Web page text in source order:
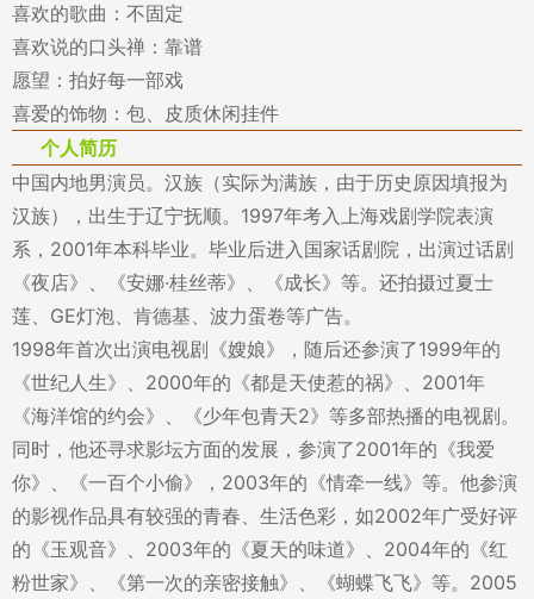
喜欢的歌曲：不固定
喜欢说的口头禅：靠谱
愿望：拍好每一部戏
喜爱的饰物：包、皮质休闲挂件
个人简历
中国内地男演员。汉族（实际为满族，由于历史原因填报为
汉族），出生于辽宁抚顺。1997年考入上海戏剧学院表演
系，2001年本科毕业。毕业后进入国家话剧院，出演过话剧
《夜店》、《安娜·桂丝蒂》、《成长》等。还拍摄过夏士
莲、GE灯泡、肯德基、波力蛋卷等广告。
1998年首次出演电视剧《嫂娘》，随后还参演了1999年的
《世纪人生》、2000年的《都是天使惹的祸》、2001年
《海洋馆的约会》、《少年包青天2》等多部热播的电视剧。
同时，他还寻求影坛方面的发展，参演了2001年的《我爱
你》、《一百个小偷》，2003年的《情牵一线》等。他参演
的影视作品具有较强的青春、生活色彩，如2002年广受好评
的《玉观音》、2003年的《夏天的味道》、2004年的《红
粉世家》、《第一次的亲密接触》、《蝴蝶飞飞》等。2005